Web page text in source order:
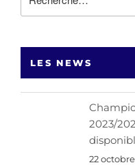
pour
LES NEWS
2023/
22